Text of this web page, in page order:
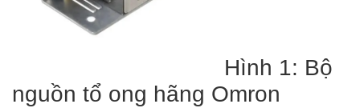
Hình 1: Bộ
nguồn tổ ong hãng Omron